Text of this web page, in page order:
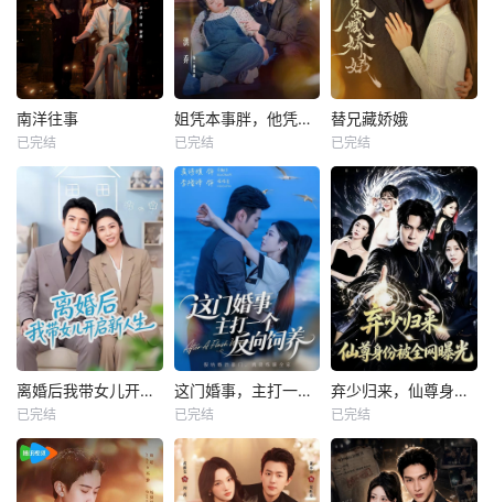
南洋往事
已完结
姐凭本事胖，他凭本事追
已完结
替兄藏娇娥
已完结
离婚后我带女儿开启新人生
已完结
这门婚事，主打一个反向饲养
已完结
弃少归来，仙尊身份被全网曝光
已完结